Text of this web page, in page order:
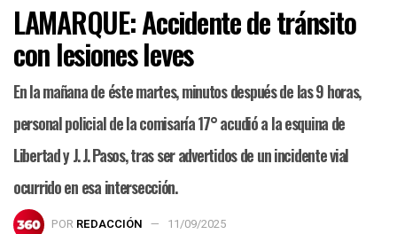
LAMARQUE: Accidente de tránsito
con lesiones leves
En la mañana de éste martes, minutos después de las 9 horas,
personal policial de la comisaría 17° acudió a la esquina de
Libertad y J. J. Pasos, tras ser advertidos de un incidente vial
ocurrido en esa intersección.
POR REDACCIÓN 11/09/2025